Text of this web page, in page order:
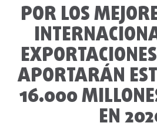
POR LOS
APORTARÁN
16.000
EN